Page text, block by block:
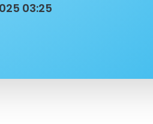
03:25